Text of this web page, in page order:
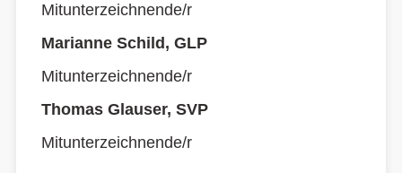
Mitunterzeichnende/r
Marianne Schild, GLP
Mitunterzeichnende/r
Thomas Glauser, SVP
Mitunterzeichnende/r